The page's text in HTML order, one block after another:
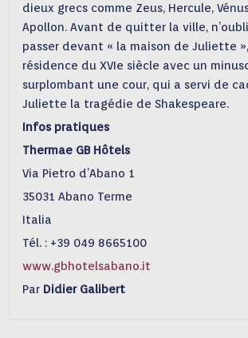
dieux grecs comme Zeus, Hercule,
Apollon. Avant de quitter la ville,
passer devant « la maison de Juliette
résidence du XVIe siècle avec un
surplombant une cour, qui a servi de
Juliette la tragédie de Shakespeare.
Infos pratiques
Thermae GB Hôtels
Via Pietro d’Abano 1
35031 Abano Terme
Italia
Tél. : +39 049 8665100
www.gbhotelsabano.it
Par Didier Galibert